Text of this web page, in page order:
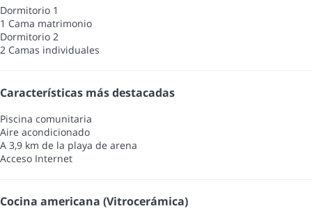
Dormitorio 1
1 Cama matrimonio
Dormitorio 2
2 Camas individuales
Características más destacadas
Piscina comunitaria
Aire acondicionado
A 3,9 km de la playa de arena
Acceso Internet
Cocina americana (Vitrocerámica)